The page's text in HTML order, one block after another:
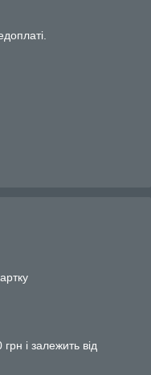
і залежить від